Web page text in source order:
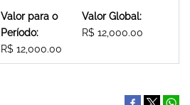
Valor para o
Período:
R$ 12,000.00
Valor Global:
R$ 12,000.00